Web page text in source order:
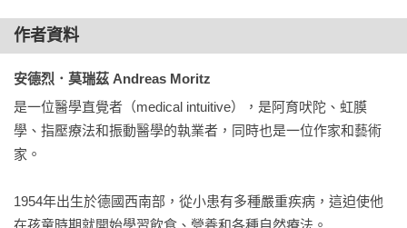
作者資料
安德烈．莫瑞茲 Andreas Moritz
是一位醫學直覺者（medical intuitive），是阿育吠陀、虹膜
學、指壓療法和振動醫學的執業者，同時也是一位作家和藝術
家。
1954年出生於德國西南部，從小患有多種嚴重疾病，這迫使他
在孩童時期就開始學習飲食、營養和各種自然療法。